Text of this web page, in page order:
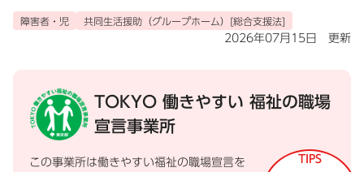
障害者・児 共同生活援助（グループホーム）[総合支援法]
2026年07月15日 更新
TOKYO 働きやすい 福祉の職場
宣言事業所
この事業所は働きやすい福祉の職場宣言を
TIPS